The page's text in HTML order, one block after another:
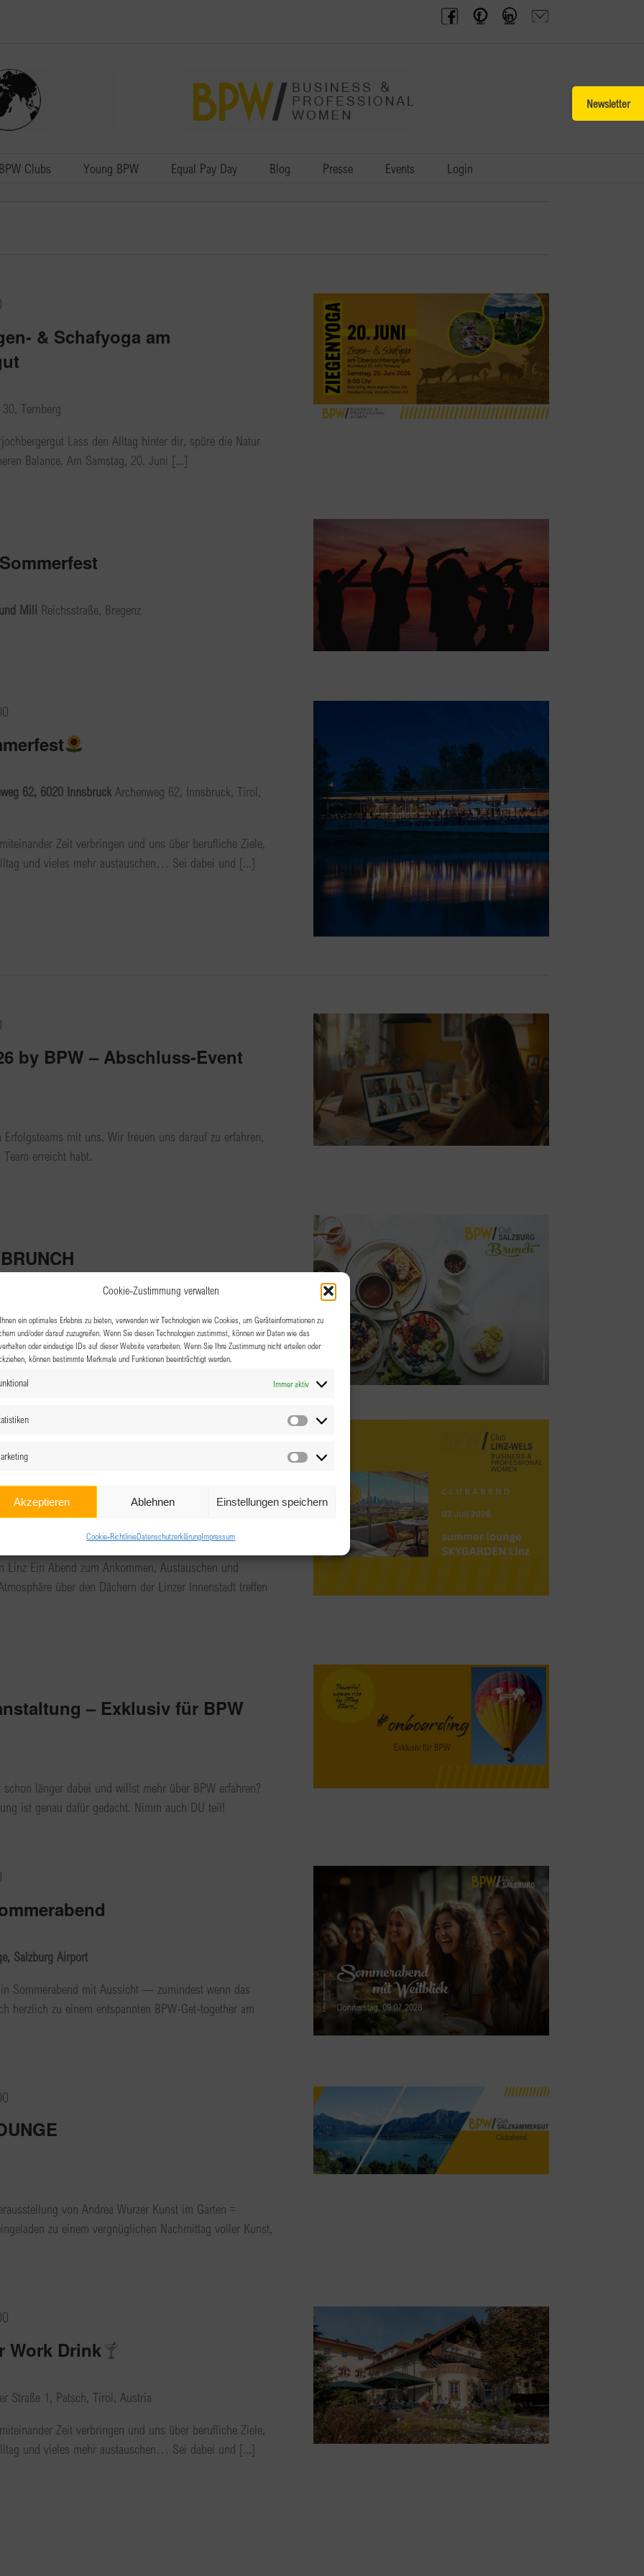
Cookie-Zustimmung verwalten
ein optimales Erlebnis zu bieten, verwenden wir Technologien wie Cookies, um Geräteinformationen zu
und/oder darauf zuzugreifen. Wenn Sie diesen Technologien zustimmst, können wir Daten wie das
oder eindeutige IDs auf dieser Website verarbeiten. Wenn Sie Ihre Zustimmung nicht erteilen oder
können bestimmte Merkmale und Funktionen beeinträchtigt werden.
Immer aktiv
Statistiken
Marketing
Akzeptieren Ablehnen Einstellungen speichern
Cookie-RichtlinieDatenschutzerklärungImpressum
BPW
Austria
Offenes
Frauennetzwerk
BPW
Gruppe
Anfrage
schicken
BPW Clubs Young BPW Equal Pay Day Blog Presse Events Login
& Schafyoga am
Ternberg
Lass den Alltag hinter dir, spüre die Natur
Balance. Am Samstag, 20. Juni [...]
Mili Reichsstraße, Bregenz
62, 6020 InnsbruckArchenweg 62, Innsbruck, Tirol,
Zeit verbringen und uns über berufliche Ziele,
und vieles mehr austauschen… Sei dabei und [...]
by BPW – Abschluss-Event
mit uns. Wir freuen uns darauf zu erfahren,
erreicht habt.
Salzburg
In lockerer Atmosphäre treffen wir uns zu einem
und privat auf den aktuellen Stand zu [...]
lounge @ Skygarden
17-25, Linz
Linz Ein Abend zum Ankommen, Austauschen und
über den Dächern der Linzer Innenstadt treffen
– Exklusiv für BPW
länger dabei und willst mehr über BPW erfahren?
ist genau dafür gedacht. Nimm auch DU teil!
Salzburg Airport
Sommerabend mit Aussicht — zumindest wenn das
herzlich zu einem entspannten BPW-Get-together am
von Andrea Wurzer Kunst im Garten =
zu einem vergnüglichen Nachmittag voller Kunst,
Work Drink
Straße 1, Patsch, Tirol, Austria
Zeit verbringen und uns über berufliche Ziele,
und vieles mehr austauschen… Sei dabei und [...]
Sliding